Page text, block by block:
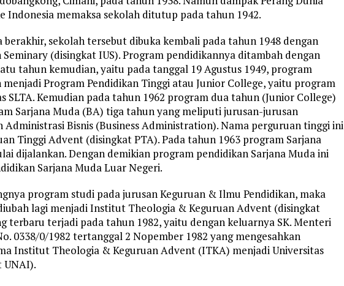
Indonesia memaksa sekolah ditutup pada tahun 1942.
berakhir, sekolah tersebut dibuka kembali pada tahun 1948 dengan
(disingkat IUS). Program pendidikannya ditambah dengan
tahun kemudian, yaitu pada tanggal 19 Agustus 1949, program
Program Pendidikan Tinggi atau Junior College, yaitu program
SLTA. Kemudian pada tahun 1962 program dua tahun (Junior College)
Sarjana Muda (BA) tiga tahun yang meliputi jurusan-jurusan
Administrasi Bisnis (Business Administration). Nama perguruan tinggi ini
Tinggi Advent (disingkat PTA). Pada tahun 1963 program Sarjana
dijalankan. Dengan demikian program pendidikan Sarjana Muda ini
Sarjana Muda Luar Negeri.
program studi pada jurusan Keguruan & Ilmu Pendidikan, maka
lagi menjadi Institut Theologia & Keguruan Advent (disingkat
terbaru terjadi pada tahun 1982, yaitu dengan keluarnya SK. Menteri
0338/0/1982 tertanggal 2 Nopember 1982 yang mengesahkan
Institut Theologia & Keguruan Advent (ITKA) menjadi Universitas
UNAI).